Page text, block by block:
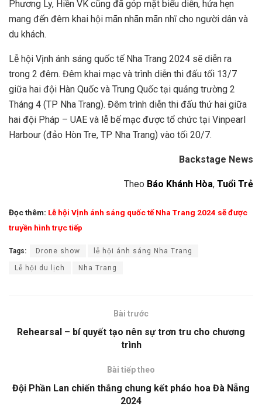
Phương Ly, Hiền VK cũng đã góp mặt biểu diễn, hứa hẹn
mang đến đêm khai hội mãn nhãn mãn nhĩ cho người dân và
du khách.
Lễ hội Vịnh ánh sáng quốc tế Nha Trang 2024 sẽ diễn ra
trong 2 đêm. Đêm khai mạc và trình diễn thi đấu tối 13/7
giữa hai đội Hàn Quốc và Trung Quốc tại quảng trường 2
Tháng 4 (TP Nha Trang). Đêm trình diễn thi đấu thứ hai giữa
hai đội Pháp – UAE và lễ bế mạc được tổ chức tại Vinpearl
Harbour (đảo Hòn Tre, TP Nha Trang) vào tối 20/7.
Backstage News
Theo Báo Khánh Hòa, Tuổi Trẻ
Đọc thêm: Lễ hội Vịnh ánh sáng quốc tế Nha Trang 2024 sẽ được
truyền hình trực tiếp
Tags: Drone show lễ hội ánh sáng Nha Trang
Lễ hội du lịch Nha Trang
Bài trước
Rehearsal – bí quyết tạo nên sự trơn tru cho chương
trình
Bài tiếp theo
Đội Phần Lan chiến thắng chung kết pháo hoa Đà Nẵng
2024